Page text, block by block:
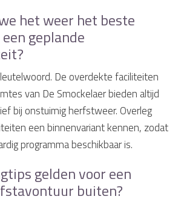
het weer het beste
geplande
De overdekte faciliteiten
van De Smockelaer bieden altijd
bij onstuimig herfstweer. Overleg
een binnenvariant kennen, zodat
programma beschikbaar is.
gelden voor een
buiten?